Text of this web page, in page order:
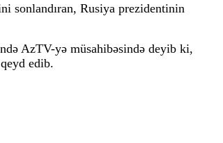
sonlandıran, Rusiya prezidentinin
AzTV-yə müsahibəsində deyib ki,
edib.